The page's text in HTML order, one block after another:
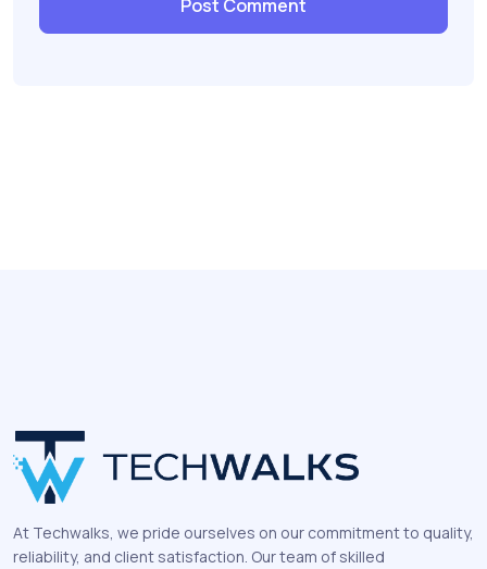
At Techwalks, we pride ourselves on our commitment to quality,
reliability, and client satisfaction. Our team of skilled